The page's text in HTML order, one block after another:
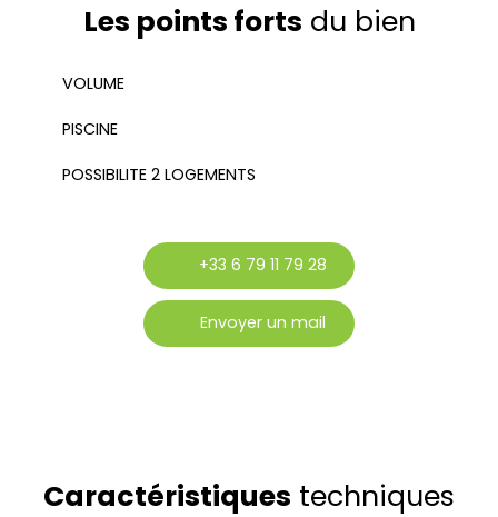
Les points forts du bien
VOLUME
PISCINE
POSSIBILITE 2 LOGEMENTS
+33 6 79 11 79 28
Envoyer un mail
Caractéristiques techniques